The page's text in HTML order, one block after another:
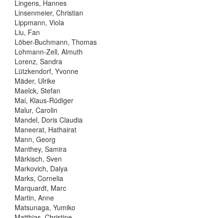
Lingens, Hannes
Linsenmeier, Christian
Lippmann, Viola
Liu, Fan
Löber-Buchmann, Thomas
Lohmann-Zell, Almuth
Lorenz, Sandra
Lützkendorf, Yvonne
Mäder, Ulrike
Maelck, Stefan
Mai, Klaus-Rüdiger
Malur, Carolin
Mandel, Doris Claudia
Maneerat, Hathairat
Mann, Georg
Manthey, Samira
Märkisch, Sven
Markovich, Dalya
Marks, Cornelia
Marquardt, Marc
Martin, Anne
Matsunaga, Yumiko